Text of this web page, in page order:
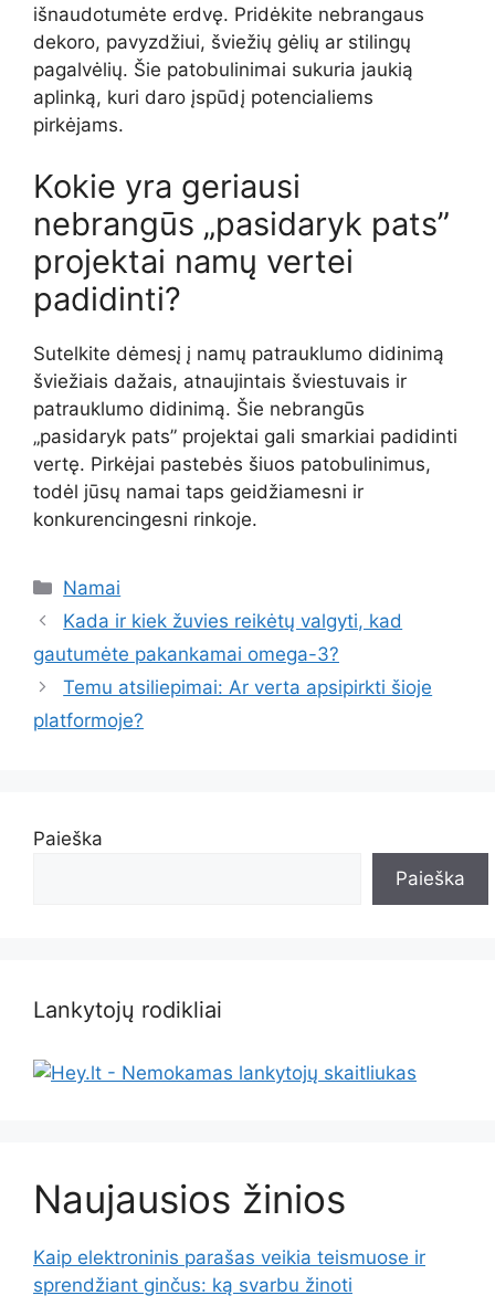
išnaudotumėte erdvę. Pridėkite nebrangaus
dekoro, pavyzdžiui, šviežių gėlių ar stilingų
pagalvėlių. Šie patobulinimai sukuria jaukią
aplinką, kuri daro įspūdį potencialiems
pirkėjams.
Kokie yra geriausi
nebrangūs „pasidaryk pats”
projektai namų vertei
padidinti?
Sutelkite dėmesį į namų patrauklumo didinimą
šviežiais dažais, atnaujintais šviestuvais ir
patrauklumo didinimą. Šie nebrangūs
„pasidaryk pats” projektai gali smarkiai padidinti
vertę. Pirkėjai pastebės šiuos patobulinimus,
todėl jūsų namai taps geidžiamesni ir
konkurencingesni rinkoje.
Kategorijos
Namai
Kada ir kiek žuvies reikėtų valgyti, kad
gautumėte pakankamai omega-3?
Temu atsiliepimai: Ar verta apsipirkti šioje
platformoje?
Paieška
Paieška
Lankytojų rodikliai
Naujausios žinios
Kaip elektroninis parašas veikia teismuose ir
sprendžiant ginčus: ką svarbu žinoti